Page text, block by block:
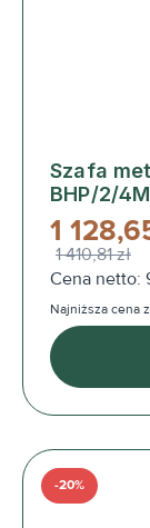
Szafa
BHP/2/
1
1 410,81 zł
Cena netto:
Najniższa cena
-20%